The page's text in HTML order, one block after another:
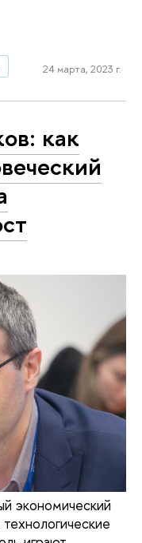
24 марта, 2023 г.
как
экономический